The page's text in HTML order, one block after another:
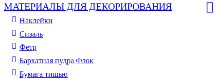
МАТЕРИАЛЫ ДЛЯ ДЕКОРИРОВАНИЯ
Наклейки
Сизаль
Фетр
Бархатная пудра Флок
Бумага тишью